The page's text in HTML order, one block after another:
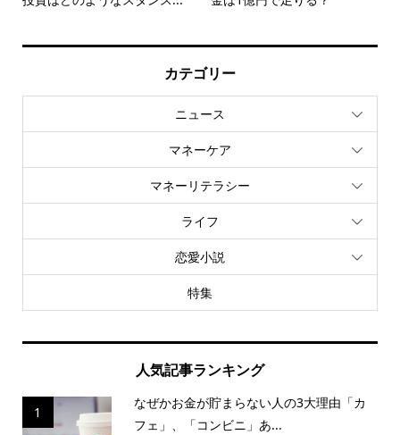
カテゴリー
ニュース
マネーケア
マネーリテラシー
ライフ
恋愛小説
特集
人気記事ランキング
1
なぜかお金が貯まらない人の3大理由「カ
フェ」、「コンビニ」あ...